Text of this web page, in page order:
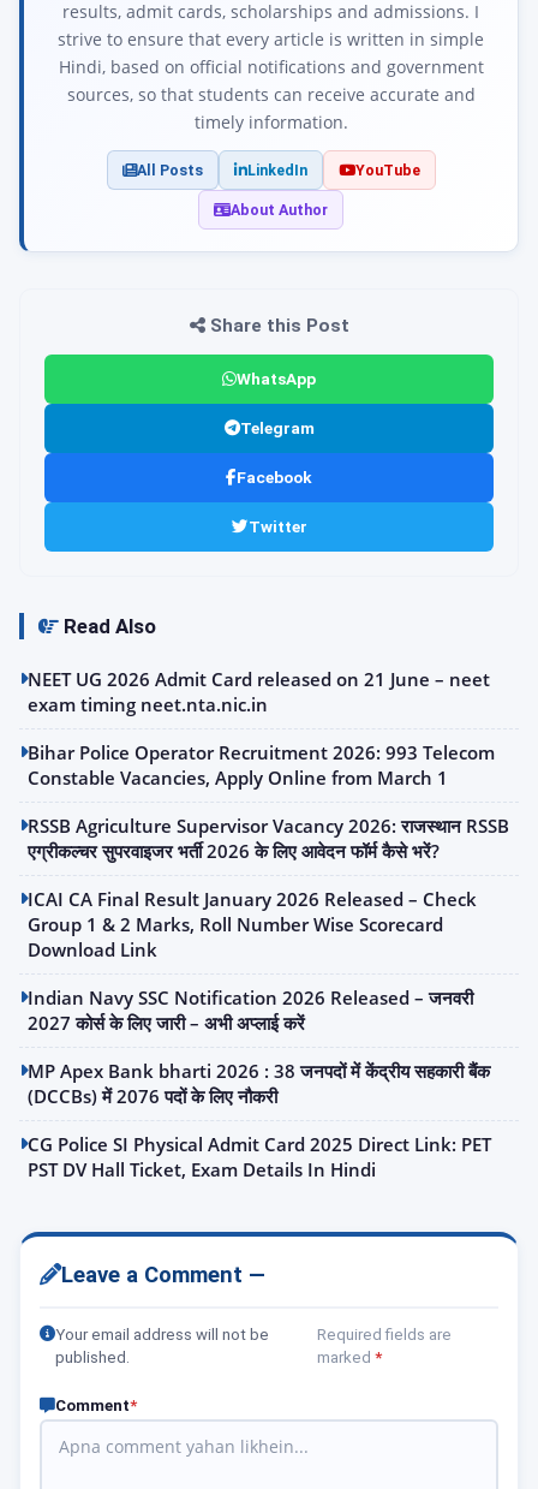
results, admit cards, scholarships and admissions. I
strive to ensure that every article is written in simple
Hindi, based on official notifications and government
sources, so that students can receive accurate and
timely information.
All Posts LinkedIn YouTube
About Author
Share this Post
WhatsApp
Telegram
Facebook
Twitter
Read Also
NEET UG 2026 Admit Card released on 21 June – neet
exam timing neet.nta.nic.in
Bihar Police Operator Recruitment 2026: 993 Telecom
Constable Vacancies, Apply Online from March 1
RSSB Agriculture Supervisor Vacancy 2026: राजस्थान RSSB
एग्रीकल्चर सुपरवाइजर भर्ती 2026 के लिए आवेदन फॉर्म कैसे भरें?
ICAI CA Final Result January 2026 Released – Check
Group 1 & 2 Marks, Roll Number Wise Scorecard
Download Link
Indian Navy SSC Notification 2026 Released – जनवरी
2027 कोर्स के लिए जारी – अभी अप्लाई करें
MP Apex Bank bharti 2026 : 38 जनपदों में केंद्रीय सहकारी बैंक
(DCCBs) में 2076 पदों के लिए नौकरी
CG Police SI Physical Admit Card 2025 Direct Link: PET
PST DV Hall Ticket, Exam Details In Hindi
Leave a Comment —
Your email address will not be
published.
Required fields are
marked *
Comment*